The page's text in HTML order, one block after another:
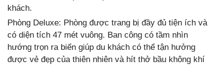
khách.
Phòng Deluxe: Phòng được trang bị đầy đủ tiện ích và
có diện tích 47 mét vuông. Ban công có tầm nhìn
hướng trọn ra biển giúp du khách có thể tận hưởng
được vẻ đẹp của thiên nhiên và hít thở bầu không khí